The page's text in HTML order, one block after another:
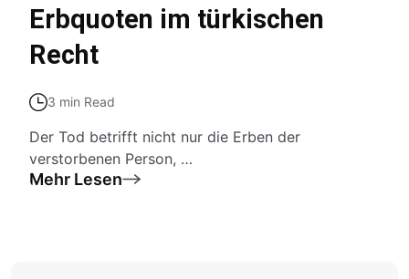
Erbquoten im türkischen
Recht
3 min Read
Der Tod betrifft nicht nur die Erben der
verstorbenen Person, …
Mehr Lesen